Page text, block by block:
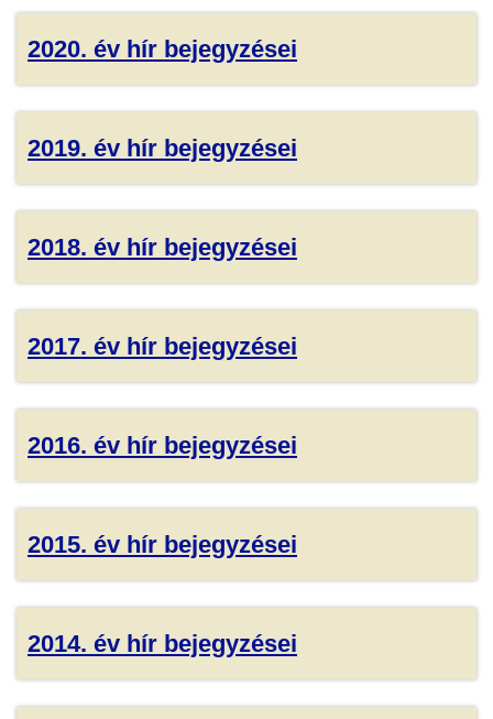
2020. év hír bejegyzései
2019. év hír bejegyzései
2018. év hír bejegyzései
2017. év hír bejegyzései
2016. év hír bejegyzései
2015. év hír bejegyzései
2014. év hír bejegyzései